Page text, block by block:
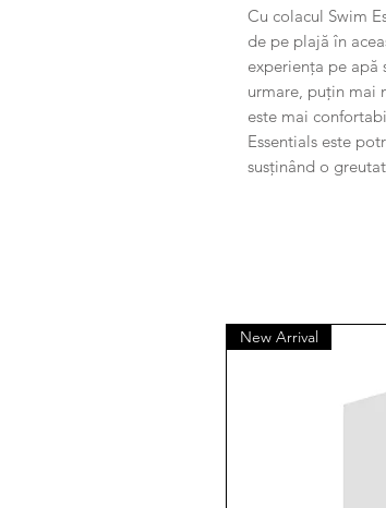
Cu colacul Swim
de pe plajă în
experiența pe apă
urmare, puțin mai
este mai
Essentials este
susținând o
New Arrival